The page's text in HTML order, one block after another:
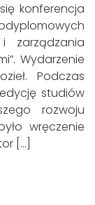
konferencja
zarządzania
Wydarzenie
Podczas
studiów
rozwoju
wręczenie
[…]